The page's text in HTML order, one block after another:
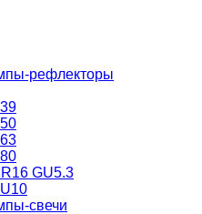
рефлекторы
GU5.3
свечи